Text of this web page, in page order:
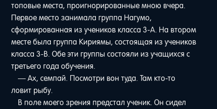
топовые места, проигнорированные мною вчера.
Первое место занимала группа Нагумо,
сформированная из учеников класса 3-А. На втором
месте была группа Кириямы, состоящая из учеников
класса 3-В. Обе эти группы состояли из учащихся с
третьего года обучения.
— Ах, семпай. Посмотри вон туда. Там кто-то
ловит рыбу.
В поле моего зрения предстал ученик. Он сидел